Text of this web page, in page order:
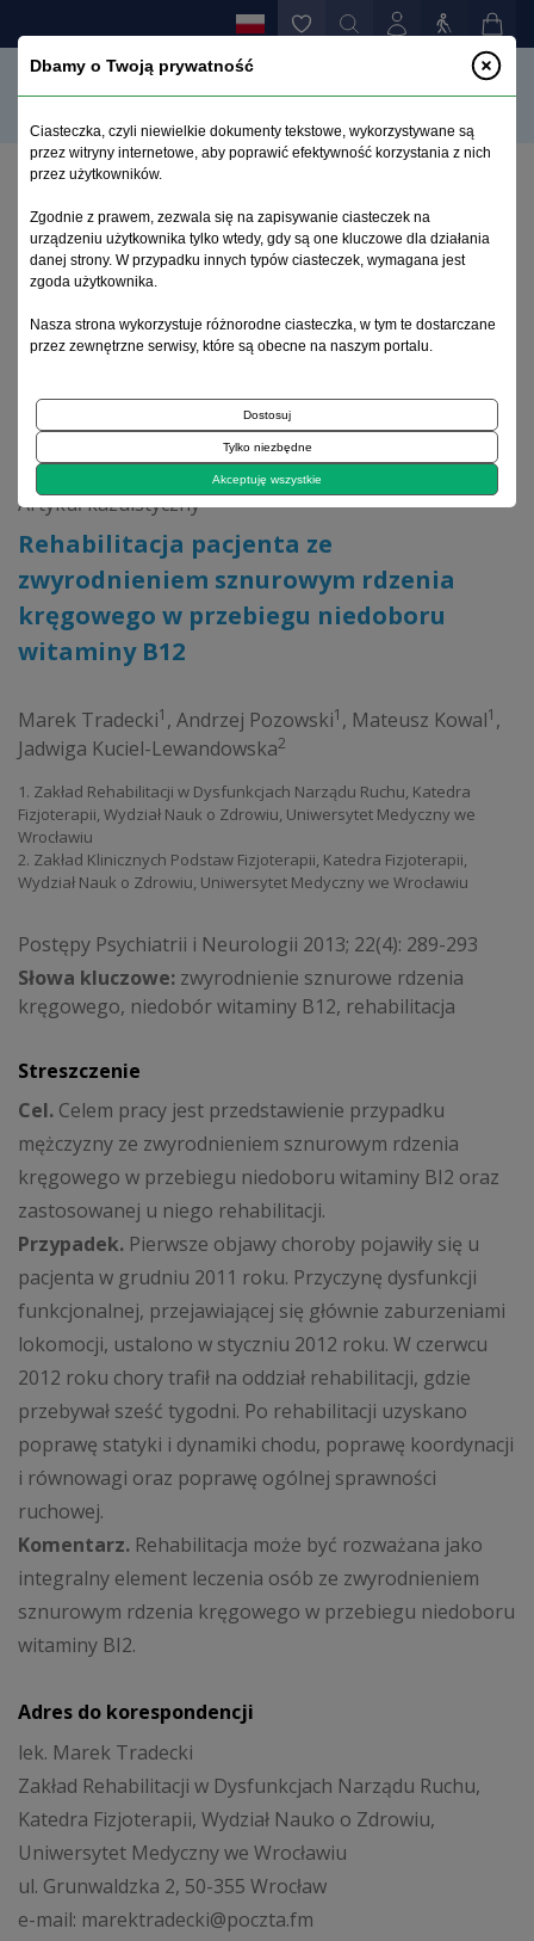
Rehabilitacja pacjenta ze zwyrodnieniem sznurowym
rdzenia kręgowego w przebiegu niedoboru witaminy
B12
Archiwum 1992–2014
2013, tom 22, zeszyt 4
Artykuł kazuistyczny
Rehabilitacja pacjenta ze
zwyrodnieniem sznurowym rdzenia
kręgowego w przebiegu niedoboru
witaminy B12
Marek Tradecki1 , Andrzej Pozowski1 , Mateusz Kowal1 ,
Jadwiga Kuciel-Lewandowska2
1. Zakład Rehabilitacji w Dysfunkcjach Narządu Ruchu, Katedra
Fizjoterapii, Wydział Nauk o Zdrowiu, Uniwersytet Medyczny we
Wrocławiu
2. Zakład Klinicznych Podstaw Fizjoterapii, Katedra Fizjoterapii,
Wydział Nauk o Zdrowiu, Uniwersytet Medyczny we Wrocławiu
Postępy Psychiatrii i Neurologii 2013; 22(4): 289-293
Słowa kluczowe: zwyrodnienie sznurowe rdzenia
kręgowego, niedobór witaminy B12, rehabilitacja
Streszczenie
Cel. Celem pracy jest przedstawienie przypadku
mężczyzny ze zwyrodnieniem sznurowym rdzenia
kręgowego w przebiegu niedoboru witaminy BI2 oraz
zastosowanej u niego rehabilitacji.
Przypadek. Pierwsze objawy choroby pojawiły się u
pacjenta w grudniu 2011 roku. Przyczynę dysfunkcji
funkcjonalnej, przejawiającej się głównie zaburzeniami
lokomocji, ustalono w styczniu 2012 roku. W czerwcu
2012 roku chory trafił na oddział rehabilitacji, gdzie
przebywał sześć tygodni. Po rehabilitacji uzyskano
poprawę statyki i dynamiki chodu, poprawę koordynacji
i równowagi oraz poprawę ogólnej sprawności
ruchowej.
Komentarz. Rehabilitacja może być rozważana jako
integralny element leczenia osób ze zwyrodnieniem
sznurowym rdzenia kręgowego w przebiegu niedoboru
witaminy BI2.
Adres do korespondencji
lek. Marek Tradecki
Zakład Rehabilitacji w Dysfunkcjach Narządu Ruchu,
Katedra Fizjoterapii, Wydział Nauko o Zdrowiu,
Uniwersytet Medyczny we Wrocławiu
ul. Grunwaldzka 2, 50-355 Wrocław
e-mail: marektradecki@poczta.fm
Dbamy o Twoją prywatność
Ciasteczka, czyli niewielkie dokumenty tekstowe, wykorzystywane są
przez witryny internetowe, aby poprawić efektywność korzystania z nich
przez użytkowników.
Zgodnie z prawem, zezwala się na zapisywanie ciasteczek na
urządzeniu użytkownika tylko wtedy, gdy są one kluczowe dla działania
danej strony. W przypadku innych typów ciasteczek, wymagana jest
zgoda użytkownika.
Nasza strona wykorzystuje różnorodne ciasteczka, w tym te dostarczane
przez zewnętrzne serwisy, które są obecne na naszym portalu.
Dostosuj
Tylko niezbędne
Akceptuję wszystkie